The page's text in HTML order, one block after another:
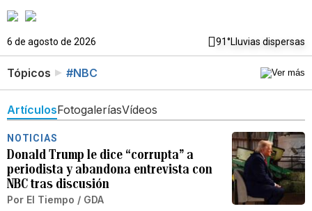
6 de agosto de 2026 91°Lluvias dispersas
Tópicos #NBC
ArtículosFotogaleríasVídeos
NOTICIAS
Donald Trump le dice “corrupta” a
periodista y abandona entrevista con
NBC tras discusión
Por El Tiempo / GDA